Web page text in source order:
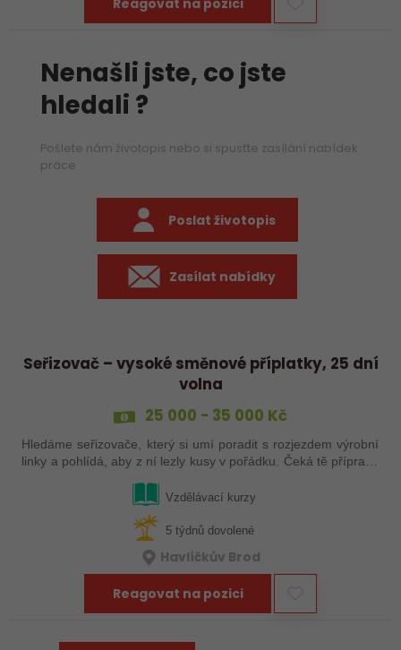
Reagovat na pozici
Nenašli jste, co jste
hledali ?
Pošlete nám životopis nebo si spusťte zasílání nabídek
práce
Poslat životopis
Zasílat nabídky
Seřizovač – vysoké směnové příplatky, 25 dní
volna
25 000 - 35 000 Kč
Hledáme seřizovače, který si umí poradit s rozjezdem výrobní
linky a pohlídá, aby z ní lezly kusy v pořádku. Čeká tě příprava
Vzdělávací kurzy
5 týdnů dovolené
Havlíčkův Brod
Reagovat na pozici